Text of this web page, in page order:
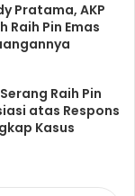
Pratama, AKP
Raih Pin Emas
Raih Pin
atas Respons
Kasus